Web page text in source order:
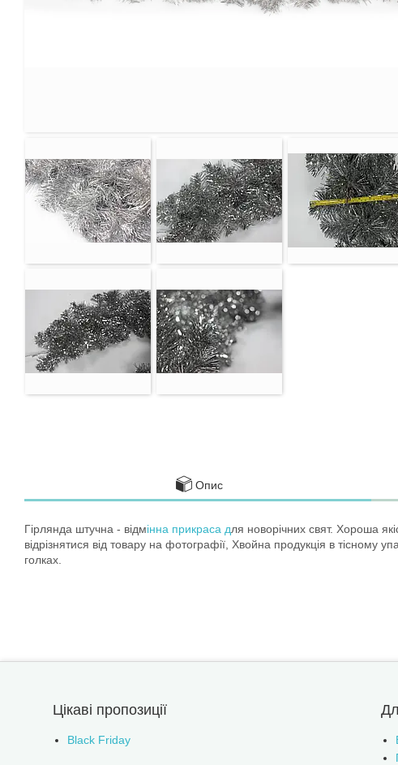
Опис
Гірлянда штучна - відмінна прикраса для новорічних свят. Хороша
відрізнятися від товару на фотографії, Хвойна продукція в тісному
голках.
Цікаві пропозиції
Black Friday